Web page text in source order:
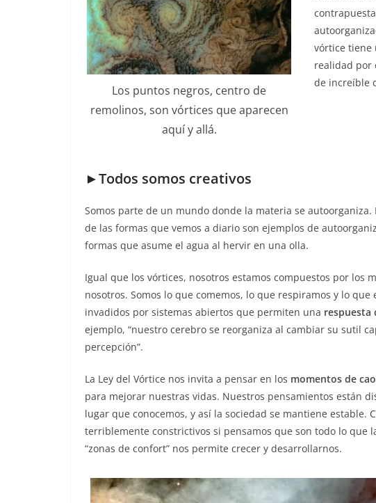
Los puntos negros, centro de
remolinos, son vórtices que aparecen
aquí y allá.
vórtice tiene
realidad por
de increíble
►Todos somos creativos
Somos parte de un mundo donde la materia se
de las formas que vemos a diario son ejemplos de
formas que asume el agua al hervir en una olla.
Igual que los vórtices, nosotros estamos compuestos por los
nosotros. Somos lo que comemos, lo que respiramos y lo
invadidos por sistemas abiertos que permiten una respuesta
ejemplo, “nuestro cerebro se reorganiza al cambiar su sutil
percepción”.
La Ley del Vórtice nos invita a pensar en los momentos de
para mejorar nuestras vidas. Nuestros pensamientos están
lugar que conocemos, y así la sociedad se mantiene estable.
terriblemente constrictivos si pensamos que son todo lo que
“zonas de confort” nos permite crecer y desarrollarnos.